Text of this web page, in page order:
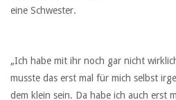
eine Schwester.
„Ich habe mit ihr noch gar nicht
musste das erst mal für mich selbst
dem klein sein. Da habe ich auch erst